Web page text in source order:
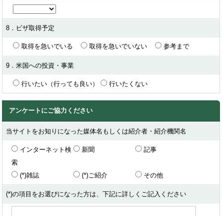
8．ビザ取得予定
取得を急いでいる 取得を急いでいない 参考まで
9．米国への投資・事業
行いたい（行っても良い） 行いたくない
アンケートにご協力ください
当サイトをお知りになった媒体名もしくは紹介者・紹介機関名
インターネット検
索
新聞 記事
(*)雑誌 (*)ご紹介 その他
(*)の項目をお選びになった方は、下記に詳しくご記入ください